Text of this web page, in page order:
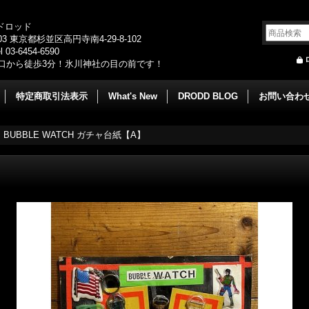
ロッド
東京都杉並区高円寺南4-29-8-102
03-6454-6590
から徒歩3分！氷川神社の目の前です！
特定商取引法表示 What's New DRODD BLOG お問い合わ
BUBBLE WATCH ガチャ台紙【A】